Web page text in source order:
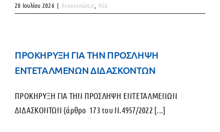
20 Ιουλίου 2026 | Ανακοινώσεις Νέα
ΠΡΟΚΗΡΥΞΗ ΓΙΑ ΤΗΝ ΠΡΟΣΛΗΨΗ
ΕΝΤΕΤΑΛΜΕΝΩΝ ΔΙΔΑΣΚΟΝΤΩΝ
ΠΡΟΚΗΡΥΞΗ ΓΙΑ ΤΗΝ ΠΡΟΣΛΗΨΗ ΕΝΤΕΤΑΛΜΕΝΩΝ
ΔΙΔΑΣΚΟΝΤΩΝ (άρθρο 173 του Ν.4957/2022 [...]